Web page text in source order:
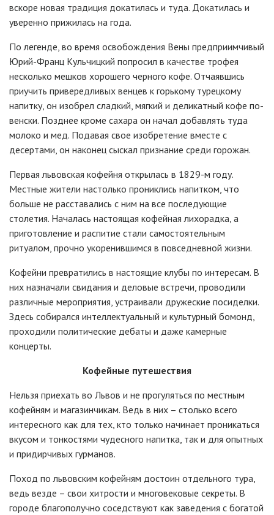
вскоре новая традиция докатилась и туда. Докатилась и
уверенно прижилась на года.
По легенде, во время освобождения Вены предприимчивый
Юрий-Франц Кульчицкий попросил в качестве трофея
несколько мешков хорошего черного кофе. Отчаявшись
приучить привередливых венцев к горькому турецкому
напитку, он изобрел сладкий, мягкий и деликатный кофе по-
венски. Позднее кроме сахара он начал добавлять туда
молоко и мед. Подавая свое изобретение вместе с
десертами, он наконец сыскал признание среди горожан.
Первая львовская кофейня открылась в 1829-м году.
Местные жители настолько прониклись напитком, что
больше не расставались с ним на все последующие
столетия. Началась настоящая кофейная лихорадка, а
приготовление и распитие стали самостоятельным
ритуалом, прочно укоренившимся в повседневной жизни.
Кофейни превратились в настоящие клубы по интересам. В
них назначали свидания и деловые встречи, проводили
различные мероприятия, устраивали дружеские посиделки.
Здесь собирался интеллектуальный и культурный бомонд,
проходили политические дебаты и даже камерные
концерты.
Кофейные путешествия
Нельзя приехать во Львов и не прогуляться по местным
кофейням и магазинчикам. Ведь в них – столько всего
интересного как для тех, кто только начинает проникаться
вкусом и тонкостями чудесного напитка, так и для опытных
и придирчивых гурманов.
Поход по львовским кофейням достоин отдельного тура,
ведь везде – свои хитрости и многовековые секреты. В
городе благополучно соседствуют как заведения с богатой